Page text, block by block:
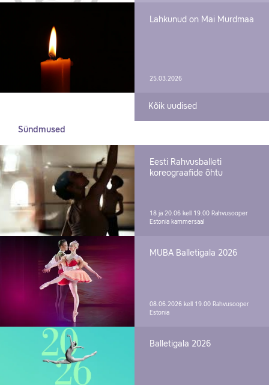
Lahkunud on Mai Murdmaa
25.03.2026
Kõik uudised
Sündmused
Eesti Rahvusballeti
koreograafide õhtu
18 ja 20.06 kell 19.00 Rahvusooper
Estonia kammersaal
MUBA Balletigala 2026
08.06.2026 kell 19.00 Rahvusooper
Estonia
Balletigala 2026